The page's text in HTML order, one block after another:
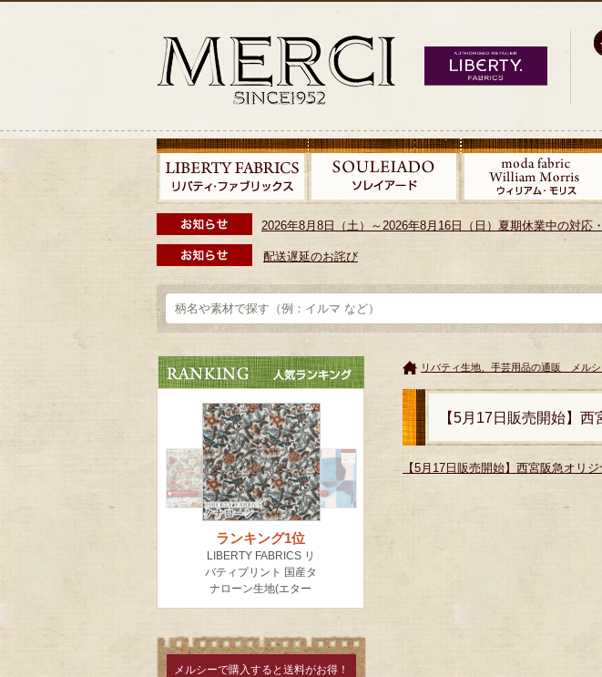
2026年8月8日（土）～2026年8月16日（日）夏期休業中の対応
配送遅延のお詫び
メルシーで購入すると送料がお得！
リバティ生地、手芸用品の通販 メルシ
【5月17日販売開始】
【5月17日販売開始】西宮阪急オリ